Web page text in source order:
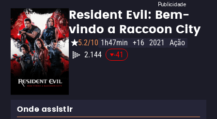
Publicidade
Resident Evil: Bem-
vindo a Raccoon City
5.2/10 1h47min +16 2021
Ação
2.144
-41
Onde assistir